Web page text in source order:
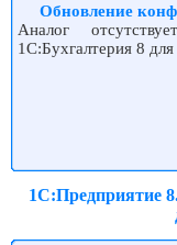
Обновление
Аналог
1С:Бухгалтерия 8
1С:Предприятие